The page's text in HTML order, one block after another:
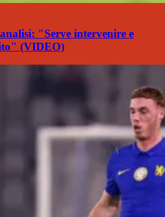
"Serve intervenire e
(VIDEO)